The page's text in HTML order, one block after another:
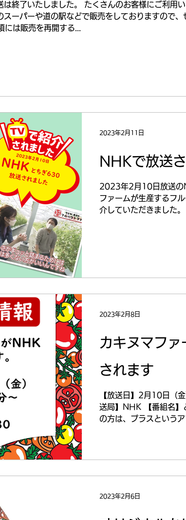
終了いたしました。 たくさんのお客様にご利用
ーパーや道の駅などで販売をしておりますので
は販売を再開する...
NHKで放送
2023年2月10日放送の
ファームが生産するフ
介していただきました。
2023年2月11日
カキヌマフ
されます
【放送日】2月10日（
送局】NHK 【番組名】
の方は、プラスという
2023年2月8日
2023年2月6日